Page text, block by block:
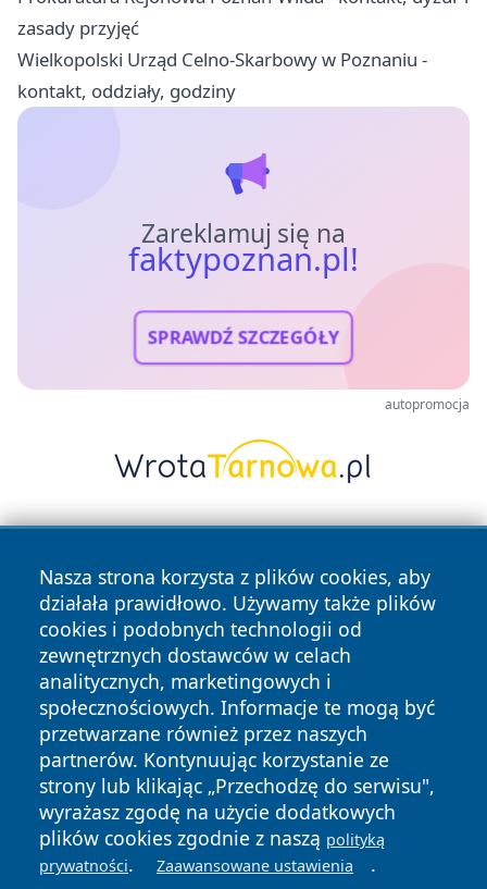
zasady przyjęć
Wielkopolski Urząd Celno-Skarbowy w Poznaniu -
kontakt, oddziały, godziny
Zareklamuj się na
faktypoznan.pl!
SPRAWDŹ SZCZEGÓŁY
autopromocja
Nasza strona korzysta z plików cookies, aby
działała prawidłowo. Używamy także plików
cookies i podobnych technologii od
zewnętrznych dostawców w celach
analitycznych, marketingowych i
społecznościowych. Informacje te mogą być
przetwarzane również przez naszych
partnerów. Kontynuując korzystanie ze
strony lub klikając „Przechodzę do serwisu",
wyrażasz zgodę na użycie dodatkowych
plików cookies zgodnie z naszą polityką
prywatności. Zaawansowane ustawienia .
Copyright © 2026 faktypoznan.pl Wszystkie prawa
zastrzeżone.
News Autorzy
Polityka
Prywatności
Polityka
Cookies